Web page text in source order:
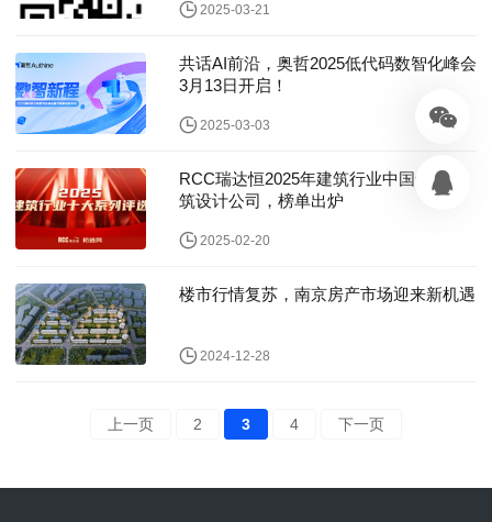
2025-03-21
共话AI前沿，奥哲2025低代码数智化峰会
3月13日开启！
2025-03-03
RCC瑞达恒2025年建筑行业中国十大建
筑设计公司，榜单出炉
2025-02-20
楼市行情复苏，南京房产市场迎来新机遇
2024-12-28
上一页 2 3 4 下一页